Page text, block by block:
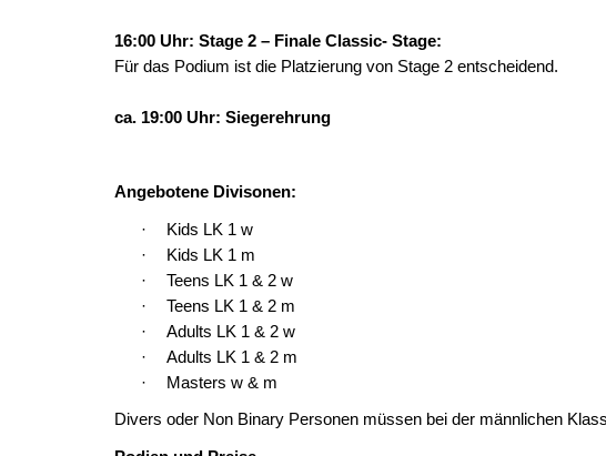
16:00 Uhr: Stage 2 – Finale Classic- Stage:
Für das Podium ist die Platzierung von Stage 2 entscheidend.
ca. 19:00 Uhr: Siegerehrung
Angebotene Divisonen:
·
Kids LK 1 w
·
Kids LK 1 m
·
Teens LK 1 & 2 w
·
Teens LK 1 & 2 m
·
Adults LK 1 & 2 w
·
Adults LK 1 & 2 m
·
Masters w & m
Divers oder Non Binary Personen müssen bei der männlichen